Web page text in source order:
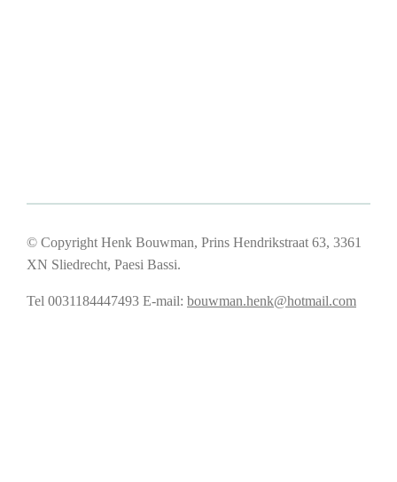
© Copyright Henk Bouwman, Prins Hendrikstraat 63, 3361
XN Sliedrecht, Paesi Bassi.
Tel 0031184447493 E-mail: bouwman.henk@hotmail.com